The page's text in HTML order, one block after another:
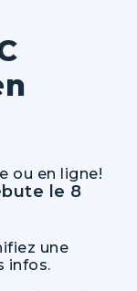
ou en ligne!
le 8
une
infos.